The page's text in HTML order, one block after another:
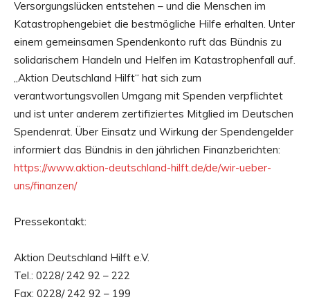
Versorgungslücken entstehen – und die Menschen im
Katastrophengebiet die bestmögliche Hilfe erhalten. Unter
einem gemeinsamen Spendenkonto ruft das Bündnis zu
solidarischem Handeln und Helfen im Katastrophenfall auf.
„Aktion Deutschland Hilft“ hat sich zum
verantwortungsvollen Umgang mit Spenden verpflichtet
und ist unter anderem zertifiziertes Mitglied im Deutschen
Spendenrat. Über Einsatz und Wirkung der Spendengelder
informiert das Bündnis in den jährlichen Finanzberichten:
https://www.aktion-deutschland-hilft.de/de/wir-ueber-
uns/finanzen/
Pressekontakt:
Aktion Deutschland Hilft e.V.
Tel.: 0228/ 242 92 – 222
Fax: 0228/ 242 92 – 199